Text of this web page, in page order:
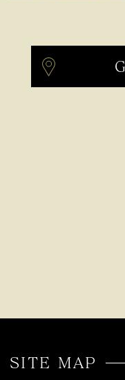
SITE MAP